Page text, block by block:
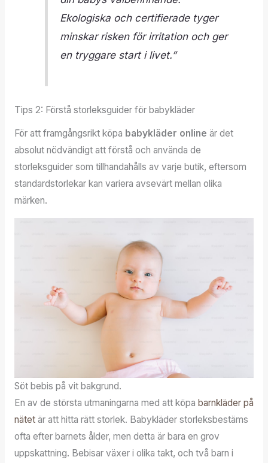
Ekologiska och certifierade tyger
minskar risken för irritation och ger
en tryggare start i livet.”
Tips 2: Förstå storleksguider för babykläder
För att framgångsrikt köpa babykläder online är det
absolut nödvändigt att förstå och använda de
storleksguider som tillhandahålls av varje butik, eftersom
standardstorlekar kan variera avsevärt mellan olika
märken.
Söt bebis på vit bakgrund.
En av de största utmaningarna med att köpa barnkläder på
nätetär att hitta rätt storlek. Babykläder storleksbestäms
ofta efter barnets ålder, men detta är bara en grov
uppskattning. Bebisar växer i olika takt, och två barn i